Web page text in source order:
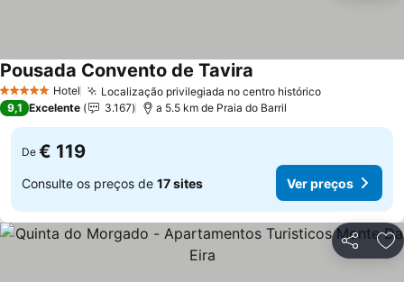
5 Estrelas Hotel Localização privilegiada no centro histórico
Pousada Convento de Tavira
9,1 Excelente 3.167 a 5.5 km de Praia do Barril
De € 119
Consulte os preços de 17 sites Ver preços
Partilhar